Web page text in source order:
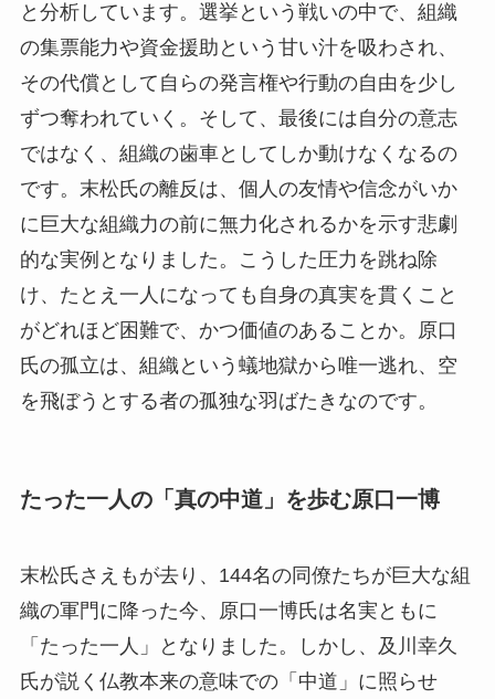
と分析しています。選挙という戦いの中で、組織
の集票能力や資金援助という甘い汁を吸わされ、
その代償として自らの発言権や行動の自由を少し
ずつ奪われていく。そして、最後には自分の意志
ではなく、組織の歯車としてしか動けなくなるの
です。末松氏の離反は、個人の友情や信念がいか
に巨大な組織力の前に無力化されるかを示す悲劇
的な実例となりました。こうした圧力を跳ね除
け、たとえ一人になっても自身の真実を貫くこと
がどれほど困難で、かつ価値のあることか。原口
氏の孤立は、組織という蟻地獄から唯一逃れ、空
を飛ぼうとする者の孤独な羽ばたきなのです。
たった一人の「真の中道」を歩む原口一博
末松氏さえもが去り、144名の同僚たちが巨大な組
織の軍門に降った今、原口一博氏は名実ともに
「たった一人」となりました。しかし、及川幸久
氏が説く仏教本来の意味での「中道」に照らせ